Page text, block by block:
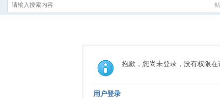
抱歉，您尚未登录，没有权限在
用户登录